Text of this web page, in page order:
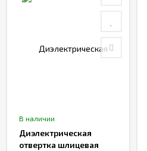
В наличии
Диэлектрическая
отвертка шлицевая